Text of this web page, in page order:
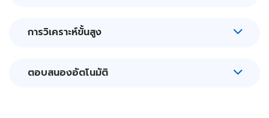
การวิเคราะห์ขั้นสูง
ตอบสนองอัตโนมัติ